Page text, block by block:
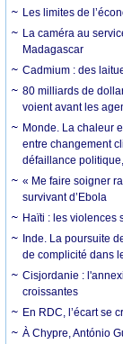
Les limites de
La caméra au
Madagascar
Cadmium : des
80 milliards de
voient avant les
Monde. La chaleur
entre changement
défaillance
« Me faire soigner
survivant d’Ebola
Haïti : les violences
Inde. La poursuite
de complicité dans
Cisjordanie :
croissantes
En RDC, l’écart se
À Chypre, António